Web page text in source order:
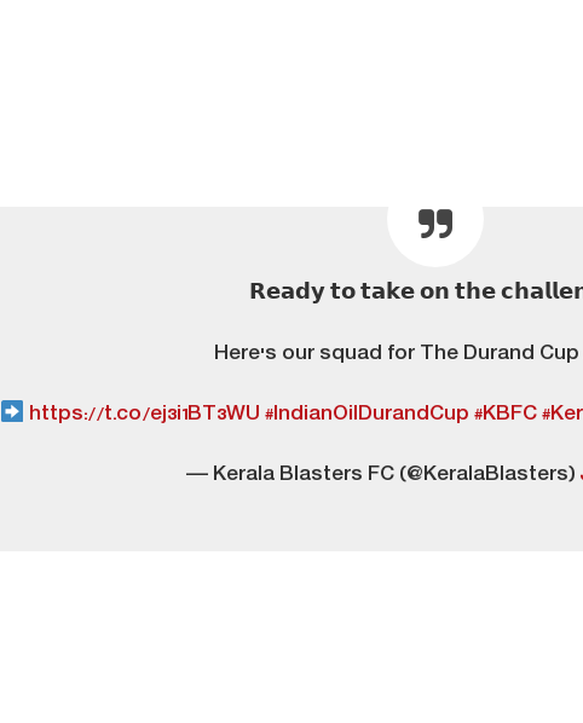
𝗥𝗲𝗮𝗱𝘆 𝘁𝗼 𝘁𝗮𝗸𝗲 𝗼𝗻 𝘁𝗵𝗲
Here's our squad for The Durand Cup
https://t.co/ej3i1BT3WU #IndianOilDurandCup #KBFC
— Kerala Blasters FC (@KeralaBlasters)